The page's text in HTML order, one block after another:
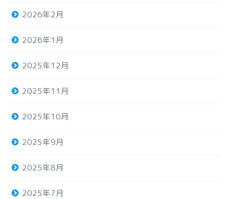
2026年2月
2026年1月
2025年12月
2025年11月
2025年10月
2025年9月
2025年8月
2025年7月